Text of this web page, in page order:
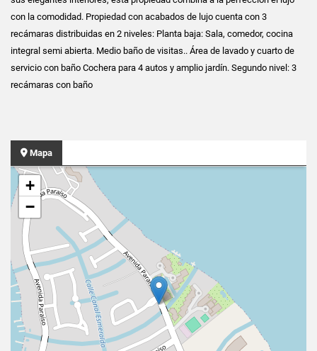
con la comodidad. Propiedad con acabados de lujo cuenta con 3
recámaras distribuidas en 2 niveles: Planta baja: Sala, comedor, cocina
integral semi abierta. Medio baño de visitas.. Área de lavado y cuarto de
servicio con baño Cochera para 4 autos y amplio jardín. Segundo nivel: 3
recámaras con baño
Mapa
+
−